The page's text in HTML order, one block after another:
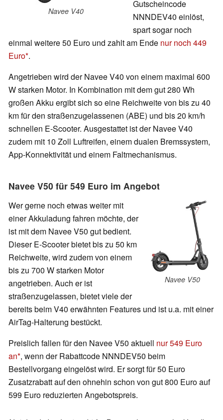
Navee V40
Gutscheincode
NNNDEV40 einlöst,
spart sogar noch
einmal weitere 50 Euro und zahlt am Ende nur noch 449
Euro .
Angetrieben wird der Navee V40 von einem maximal 600
W starken Motor. In Kombination mit dem gut 280 Wh
großen Akku ergibt sich so eine Reichweite von bis zu 40
km für den straßenzugelassenen (ABE) und bis 20 km/h
schnellen E-Scooter. Ausgestattet ist der Navee V40
zudem mit 10 Zoll Luftreifen, einem dualen Bremssystem,
App-Konnektivität und einem Faltmechanismus.
Navee V50 für 549 Euro im Angebot
Navee V50
Wer gerne noch etwas weiter mit
einer Akkuladung fahren möchte, der
ist mit dem Navee V50 gut bedient.
Dieser E-Scooter bietet bis zu 50 km
Reichweite, wird zudem von einem
bis zu 700 W starken Motor
angetrieben. Auch er ist
straßenzugelassen, bietet viele der
bereits beim V40 erwähnten Features und ist u.a. mit einer
AirTag-Halterung bestückt.
Preislich fallen für den Navee V50 aktuell nur 549 Euro
an , wenn der Rabattcode NNNDEV50 beim
Bestellvorgang eingelöst wird. Er sorgt für 50 Euro
Zusatzrabatt auf den ohnehin schon von gut 800 Euro auf
599 Euro reduzierten Angebotspreis.